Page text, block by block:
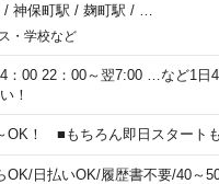
/ 神保町駅 / 麹町駅 /
・学校など
：00 22：00～翌7:00 …など1日
！
OK！ ■もちろん即日スタート
OK/日払いOK/履歴書不要/40～